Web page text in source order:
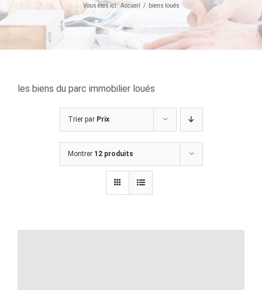
Vous êtes ici: Accueil biens loués
les biens du parc immobilier loués
Trier par Prix
Montrer 12 produits